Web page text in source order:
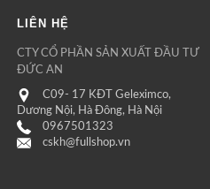
LIÊN HỆ
CTY CỔ PHẦN SẢN XUẤT ĐẦU TƯ
ĐỨC AN
C09- 17 KĐT Geleximco,
Dương Nội, Hà Đông, Hà Nội
0967501323
cskh@fullshop.vn